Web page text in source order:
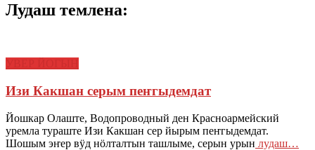
Лудаш темлена:
Изи Какшан серым пеҥгыдемдат
Йошкар Олаште, Водопроводный ден Красноармейский
уремла тураште Изи Какшан сер йырым пеҥгыдемдат.
Шошым эҥер вӱд нӧлталтын ташлыме, серын урын лудаш…